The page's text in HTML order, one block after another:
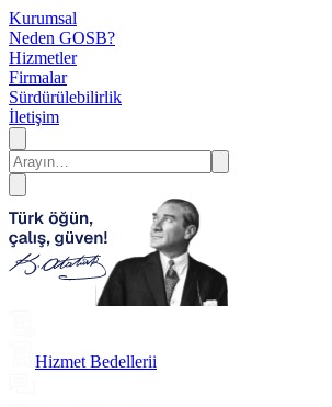
Kurumsal
Neden GOSB?
Hizmetler
Firmalar
Sürdürülebilirlik
İletişim
Hizmet Bedellerii